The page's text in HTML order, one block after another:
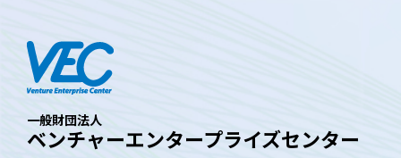
一般財団法人
ベンチャーエンタープライズセンター